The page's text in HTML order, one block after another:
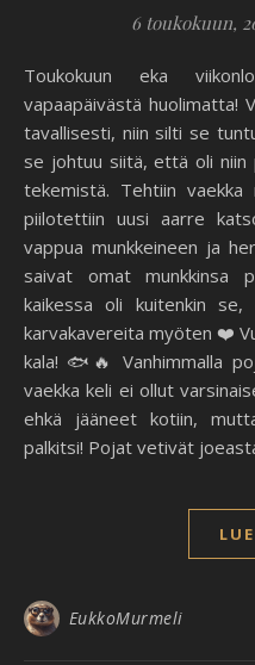
6 toukokuun,
Toukokuun eka viikonloppu hujahti ohi neljästä
vapaapäivästä huolimatta!
tavallisesti, niin silti se
se johtuu siitä, että oli
tekemistä. Tehtiin
piilotettiin uusi aarre
vappua munkkeineen ja
saivat omat munkkinsa
kaikessa oli kuitenkin
karvakavereita myöten ❤️
kala! 🐟🔥 Vanhimmalla
vaekka keli ei ollut
ehkä jääneet kotiin,
palkitsi! Pojat vetivät
EukkoMurmeli